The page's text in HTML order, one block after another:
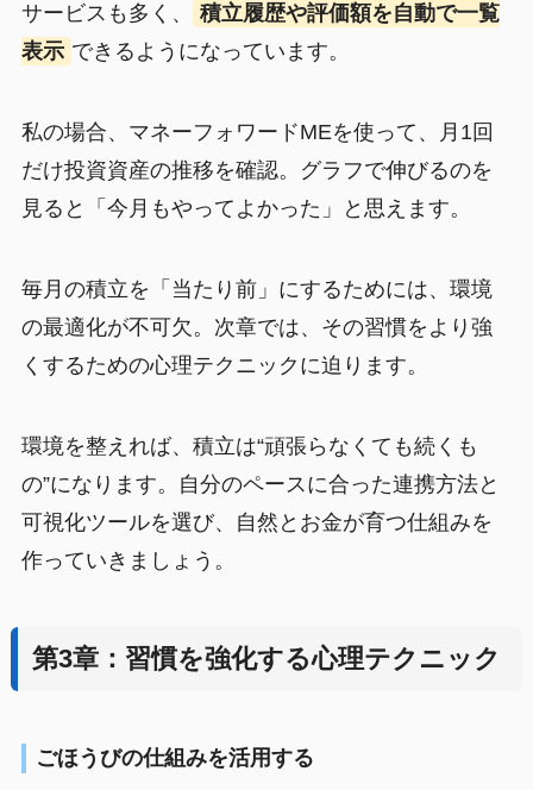
サービスも多く、
積立履歴や評価額を自動で一覧
表示 できるようになっています。
私の場合、マネーフォワードMEを使って、月1回
だけ投資資産の推移を確認。グラフで伸びるのを
見ると「今月もやってよかった」と思えます。
毎月の積立を「当たり前」にするためには、環境
の最適化が不可欠。次章では、その習慣をより強
くするための心理テクニックに迫ります。
環境を整えれば、積立は“頑張らなくても続くも
の”になります。自分のペースに合った連携方法と
可視化ツールを選び、自然とお金が育つ仕組みを
作っていきましょう。
第3章：習慣を強化する心理テクニック
ごほうびの仕組みを活用する